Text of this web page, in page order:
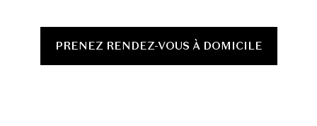
PRENEZ RENDEZ-VOUS À DOMICILE